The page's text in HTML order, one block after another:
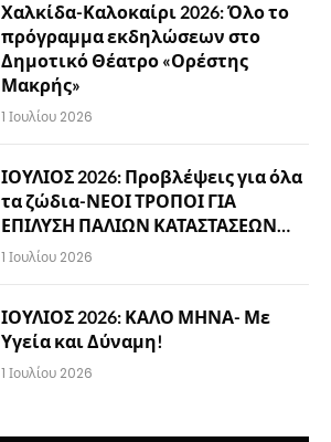
Χαλκίδα-Καλοκαίρι 2026: Όλο το
πρόγραμμα εκδηλώσεων στο
Δημοτικό Θέατρο «Ορέστης
Μακρής»
1 Ιουλίου 2026
ΙΟΥΛΙΟΣ 2026: Προβλέψεις για όλα
τα ζώδια-ΝΕΟΙ ΤΡΟΠΟΙ ΓΙΑ
ΕΠΙΛΥΣΗ ΠΑΛΙΩΝ ΚΑΤΑΣΤΑΣΕΩΝ…
1 Ιουλίου 2026
ΙΟΥΛΙΟΣ 2026: ΚΑΛΟ ΜΗΝΑ- Με
Υγεία και Δύναμη!
1 Ιουλίου 2026